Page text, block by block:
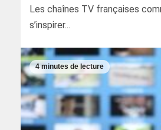
Les chaînes TV françaises
s’inspirer...
4 minutes de lecture